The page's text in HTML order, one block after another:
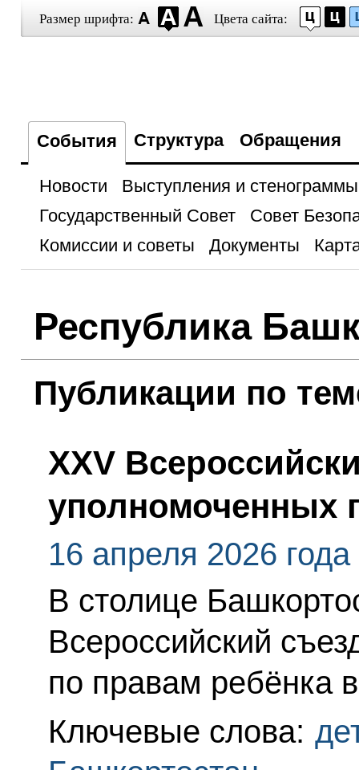
Размер шрифта: Цвета сайта:
События Структура Обращения
Новости
Выступления и стенограммы
Государственный Совет
Совет
Комиссии и советы
Документы
Республика
Публикации по
XXV
уполномоченных
16 апреля 2026 года
В столице
Всероссийский
по правам ребёнка
Ключевые слова: